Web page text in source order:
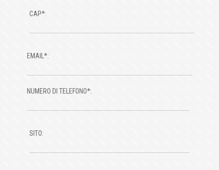
CAP*:
EMAIL*:
NUMERO DI TELEFONO*:
SITO: